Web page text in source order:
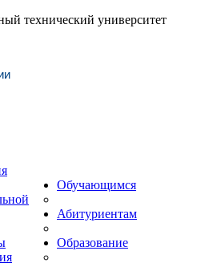
технический университет
Обучающимся
Абитуриентам
Образование